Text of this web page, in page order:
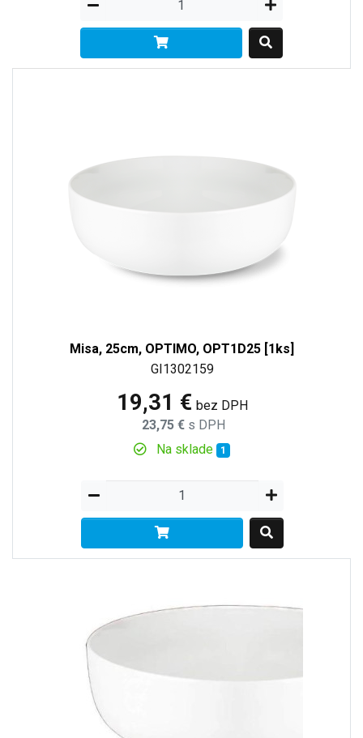
Misa, 25cm, OPTIMO, OPT1D25 [1ks]
GI1302159
19,31 € bez DPH
23,75 € s DPH
Na sklade 1